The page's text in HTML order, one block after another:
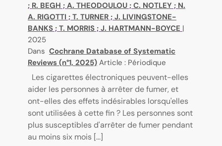
; R. BEGH ; A. THEODOULOU ; C. NOTLEY ; N.
A. RIGOTTI ; T. TURNER ; J. LIVINGSTONE-
BANKS ; T. MORRIS ; J. HARTMANN-BOYCE |
2025
Dans Cochrane Database of Systematic
Reviews (n°1, 2025) Article : Périodique
Les cigarettes électroniques peuvent-elles
aider les personnes à arrêter de fumer, et
ont-elles des effets indésirables lorsqu'elles
sont utilisées à cette fin ? Les personnes sont
plus susceptibles d'arrêter de fumer pendant
au moins six mois [...]